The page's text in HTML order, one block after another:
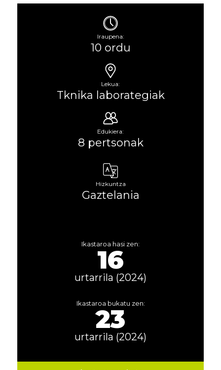
Iraupena:
10 ordu
Lekua:
Tknika laborategiak
Edukiera:
8 pertsonak
Hizkuntza
Gaztelania
Ikastaroa hasi zen:
16
urtarrila (2024)
Ikastaroa bukatu zen:
23
urtarrila (2024)